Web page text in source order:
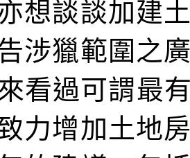
想談談加建
涉獵範圍之
看過可謂最
力增加土地